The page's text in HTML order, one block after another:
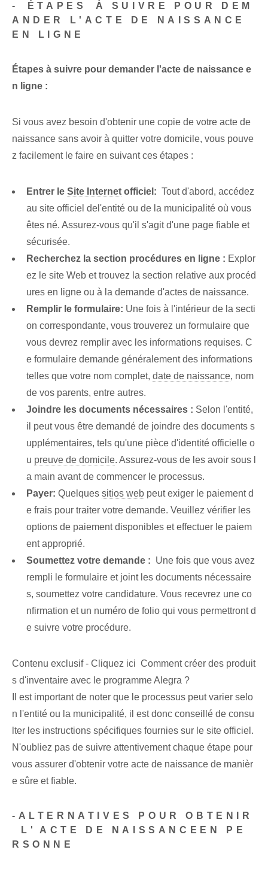
-⁢ ÉTAPES ⁤À‌ SUIVRE POUR DEM
ANDER L'ACTE DE NAISSANCE⁣
EN LIGNE
Étapes à suivre pour demander l'acte de naissance e
n ligne :
Si vous avez besoin d'obtenir une copie de votre acte de
naissance sans avoir à quitter votre domicile, vous pouve
z facilement le faire en suivant ces étapes :
Entrer le Site Internet officiel: ⁢ Tout d'abord, accédez
au site officiel ⁢de‌l'entité ou de la municipalité​ où vous
êtes né. Assurez-vous qu'il s'agit d'une page fiable et
sécurisée.
Recherchez la section procédures en ligne : Explor
ez le site Web et trouvez la section relative aux procéd
ures en ligne ou à la demande d'actes de naissance.
Remplir le formulaire: Une fois à l'intérieur de la secti
on correspondante, vous trouverez un formulaire que
vous devrez remplir avec les informations requises. C
e formulaire demande généralement des informations
telles que votre nom complet, date de naissance, nom
de vos parents, entre autres.
Joindre les documents nécessaires : Selon l'entité⁤,⁢
il peut vous être demandé de joindre des documents s
upplémentaires, tels qu'une ⁤pièce d'identité officielle o
u preuve de domicile. Assurez-vous de les avoir sous l
a main avant de commencer le processus.
Payer: Quelques sitios web peut exiger le paiement d
e frais pour traiter votre demande. Veuillez vérifier les
options de paiement disponibles et effectuer le paiem
ent approprié.
Soumettez votre ⁤demande : ⁣ Une fois que vous avez⁤
rempli le formulaire et joint les documents nécessaire
s, soumettez votre⁢ candidature. ‌Vous recevrez une co
nfirmation et un numéro de folio qui vous permettront d
e suivre votre procédure.
Contenu exclusif - Cliquez ici Comment créer des produit
s d'inventaire avec le programme Alegra ?
Il est important de noter que le processus peut varier selo
n l'entité ou la municipalité, il est donc conseillé de consu
lter les instructions spécifiques fournies sur le site officiel.
N'oubliez pas de suivre attentivement chaque étape pour
vous assurer d'obtenir votre acte de naissance de manièr
e sûre et fiable.
-‌ALTERNATIVES‍ POUR OBTENIR
⁢ L'⁤ACTE DE NAISSANCE‍EN PE
RSONNE